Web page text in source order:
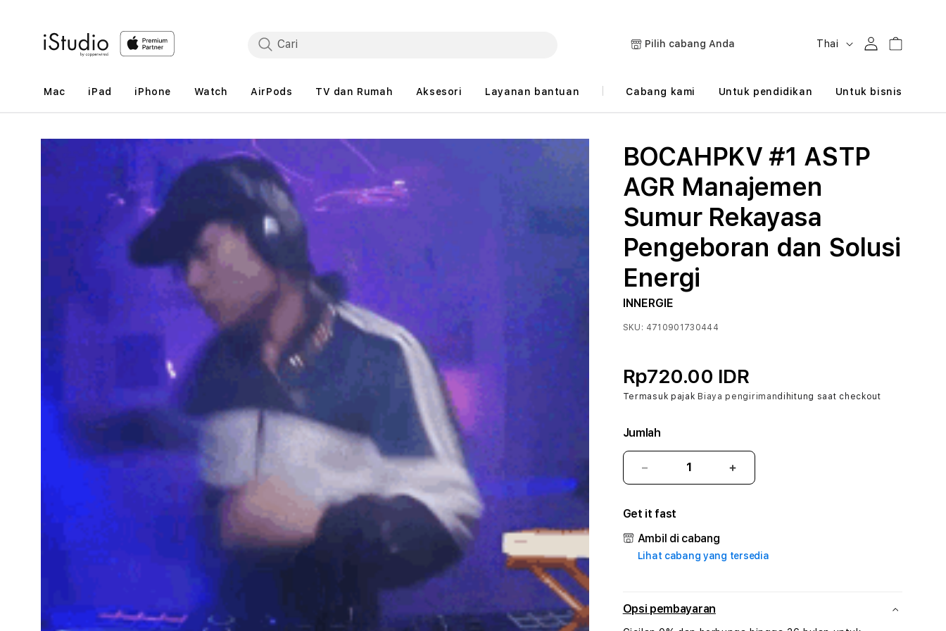
Pilih cabang Anda
B
h
a
Thai MasukKeranjang
Mac iPad iPhone Watch AirPods TV dan Rumah Aksesori Layanan bantuan Cabang kami Untuk pendidikan Untuk bisnis
Lewati
BOCAHPKV #1 ASTP
AGR Manajemen
Sumur Rekayasa
Pengeboran dan Solusi
Energi
INNERGIE
SKU: 4710901730444
Rp720.00 IDR
Termasuk pajak Biaya pengirimandihitung saat checkout
Jumlah
Kurangi
jumlah
BOCAHPKV
#1
ASTP
AGR
Rekayasa
Tambah
jumlah
ASTP
AGR
Get it fast
Ambil di cabang
Lihat cabang yang tersedia
Opsi pembayaran